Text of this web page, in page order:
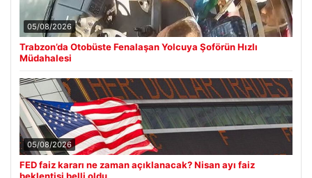
05/08/2026
Trabzon’da Otobüste Fenalaşan Yolcuya Şoförün Hızlı
Müdahalesi
05/08/2026
FED faiz kararı ne zaman açıklanacak? Nisan ayı faiz